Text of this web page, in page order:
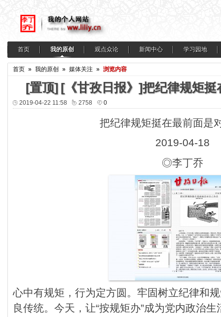
首页 我的原创 观点众论 新闻中心 学习园地
首页 » 我的原创 » 媒体关注 » 浏览内容
[置顶] [《甘孜日报》]把纪律规矩
2019-04-22 11:58 2758 0
把纪律规矩挺在最前面是
2019-04-18
◎李丁乔
心中有规矩，行为定方圆。牢固树立纪律和
良传统。今天，让“按规矩办”成为党内政治